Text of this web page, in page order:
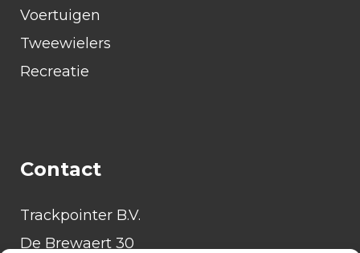
Voertuigen
Tweewielers
Recreatie
Contact
Trackpointer B.V.
De Brewaert 30